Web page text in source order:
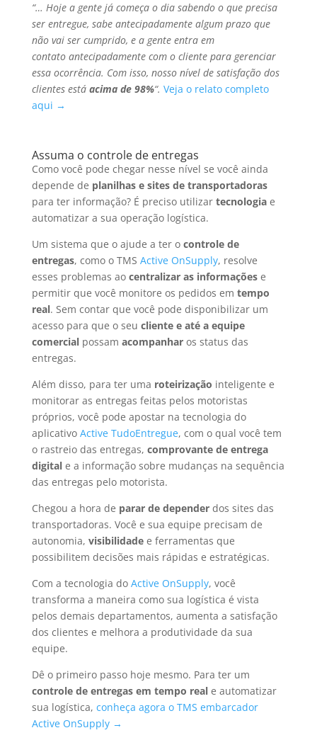
“… Hoje a gente já começa o dia sabendo o que precisa
ser entregue, sabe antecipadamente algum prazo que
não vai ser cumprido, e a gente entra em
contato antecipadamente com o cliente para gerenciar
essa ocorrência. Com isso, nosso nível de satisfação dos
clientes está acima de 98%“. Veja o relato completo
aqui →
Assuma o controle de entregas
Como você pode chegar nesse nível se você ainda
depende de planilhas e sites de transportadoras
para ter informação? É preciso utilizar tecnologia e
automatizar a sua operação logística.
Um sistema que o ajude a ter o controle de
entregas, como o TMS Active OnSupply, resolve
esses problemas ao centralizar as informaçõese
permitir que você monitore os pedidos em tempo
real. Sem contar que você pode disponibilizar um
acesso para que o seu cliente e até a equipe
comercialpossam acompanhar os status das
entregas.
Além disso, para ter uma roteirização inteligente e
monitorar as entregas feitas pelos motoristas
próprios, você pode apostar na tecnologia do
aplicativo Active TudoEntregue, com o qual você tem
o rastreio das entregas, comprovante de entrega
digitale a informação sobre mudanças na sequência
das entregas pelo motorista.
Chegou a hora de parar de depender dos sites das
transportadoras. Você e sua equipe precisam de
autonomia, visibilidade e ferramentas que
possibilitem decisões mais rápidas e estratégicas.
Com a tecnologia do Active OnSupply, você
transforma a maneira como sua logística é vista
pelos demais departamentos, aumenta a satisfação
dos clientes e melhora a produtividade da sua
equipe.
Dê o primeiro passo hoje mesmo. Para ter um
controle de entregas em tempo reale automatizar
sua logística, conheça agora o TMS embarcador
Active OnSupply →